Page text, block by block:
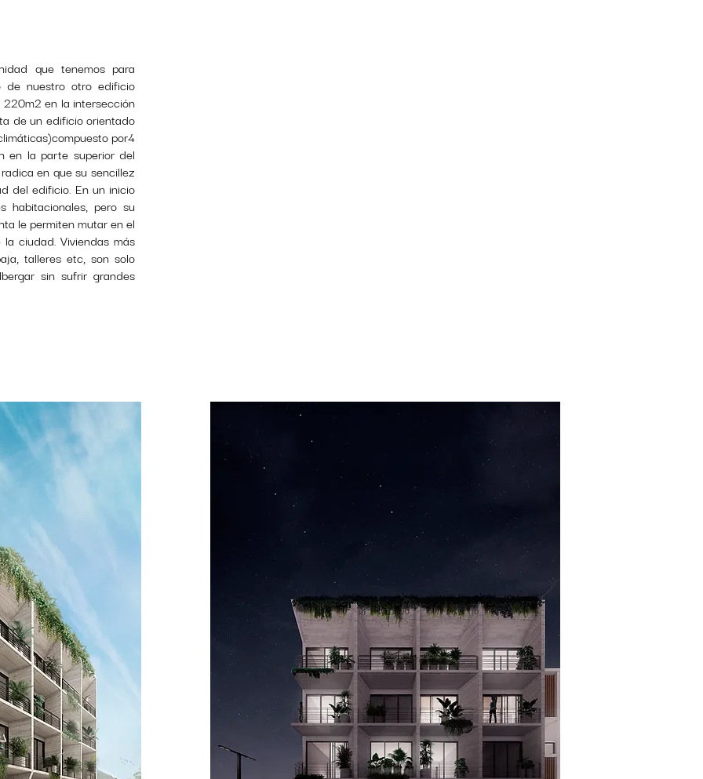
que tenemos para
nuestro otro edificio
220m2 en la intersección
de un edificio orientado
por4
en la parte superior del
en que su sencillez
del edificio. En un inicio
habitacionales, pero su
le permiten mutar en el
ciudad. Viviendas más
talleres etc, son solo
sin sufrir grandes